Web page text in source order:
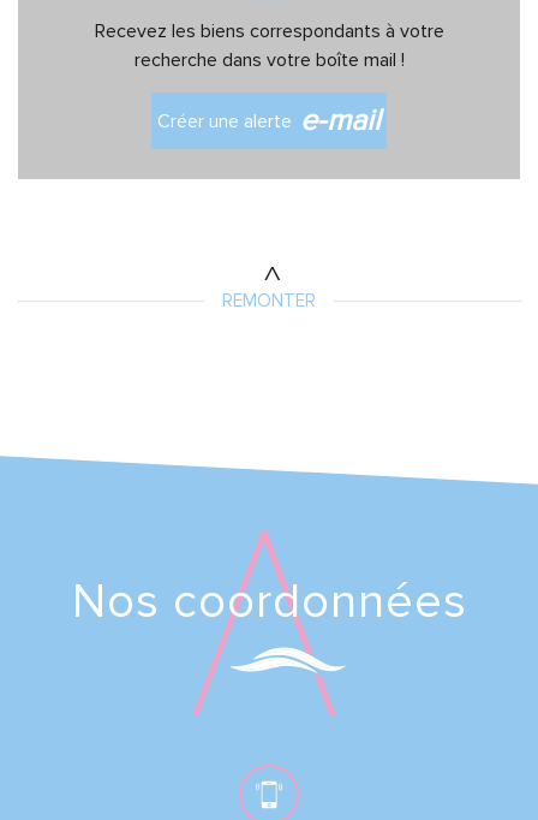
Critères supplémentaires
Parking Terrasse
Recevez les biens correspondants à votre
recherche dans votre boîte mail !
Créer une alerte e-mail
REMONTER
Nos coordonnées